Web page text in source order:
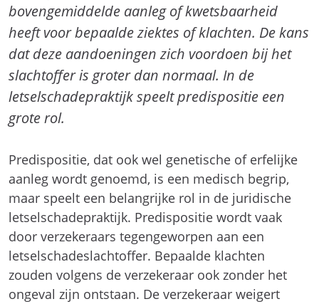
bovengemiddelde aanleg of kwetsbaarheid
heeft voor bepaalde ziektes of klachten. De kans
dat deze aandoeningen zich voordoen bij het
slachtoffer is groter dan normaal. In de
letselschadepraktijk speelt predispositie een
grote rol.
Predispositie, dat ook wel genetische of erfelijke
aanleg wordt genoemd, is een medisch begrip,
maar speelt een belangrijke rol in de juridische
letselschadepraktijk. Predispositie wordt vaak
door verzekeraars tegengeworpen aan een
letselschadeslachtoffer. Bepaalde klachten
zouden volgens de verzekeraar ook zonder het
ongeval zijn ontstaan. De verzekeraar weigert